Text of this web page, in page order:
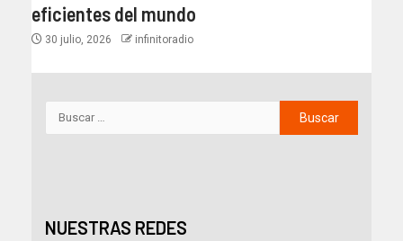
eficientes del mundo​
30 julio, 2026 infinitoradio
NUESTRAS REDES